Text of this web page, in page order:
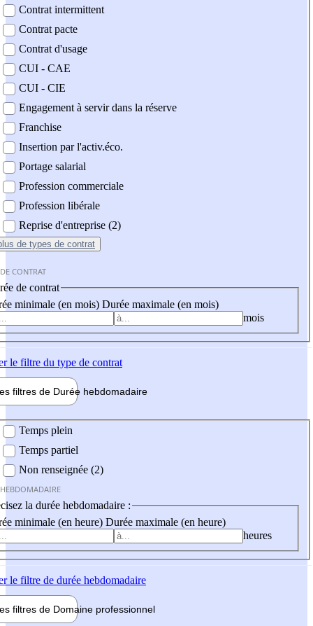
Contrat intermittent
Contrat pacte
Contrat d'usage
CUI - CAE
CUI - CIE
Engagement à servir dans la réserve
Franchise
Insertion par l'activ.éco.
Portage salarial
Profession commerciale
Profession libérale
Reprise d'entreprise (2)
de types de contrat
CONTRAT
de contrat
minimale (en mois) Durée maximale (en mois)
mois
le filtre du type de contrat
filtres de Durée hebdomadaire
Temps plein
Temps partiel
Non renseignée (2)
la durée hebdomadaire :
minimale (en heure) Durée maximale (en heure)
heures
le filtre de durée hebdomadaire
filtres de Domaine professionnel